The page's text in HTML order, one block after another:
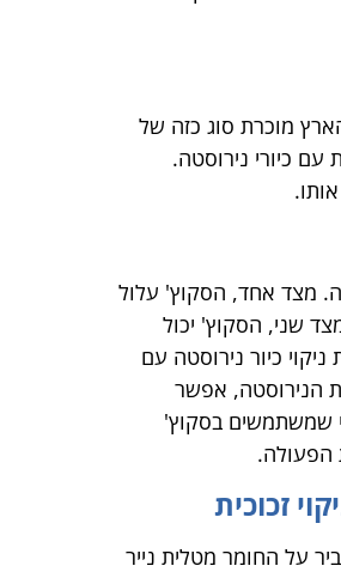
מוכרת סוג כזה של
כיורי נירוסטה.
מצד אחד, הסקוץ' עלול
שני, הסקוץ' יכול
כיור נירוסטה עם
הנירוסטה, אפשר
שמשתמשים בסקוץ'
הפעולה.
על החומר מטלית נייר